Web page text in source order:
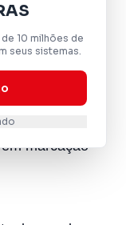
10 milhões de
seus sistemas.
de três
marcação